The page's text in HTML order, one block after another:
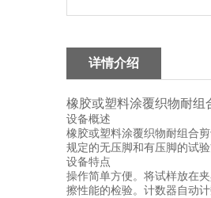
详情介绍
橡胶或塑料涂覆织物耐组
设备概述
橡胶或塑料涂覆织物耐组合
规定的无压脚和有压脚的试
设备特点
操作简单方便。将试样放在
擦性能的检验。计数器自动